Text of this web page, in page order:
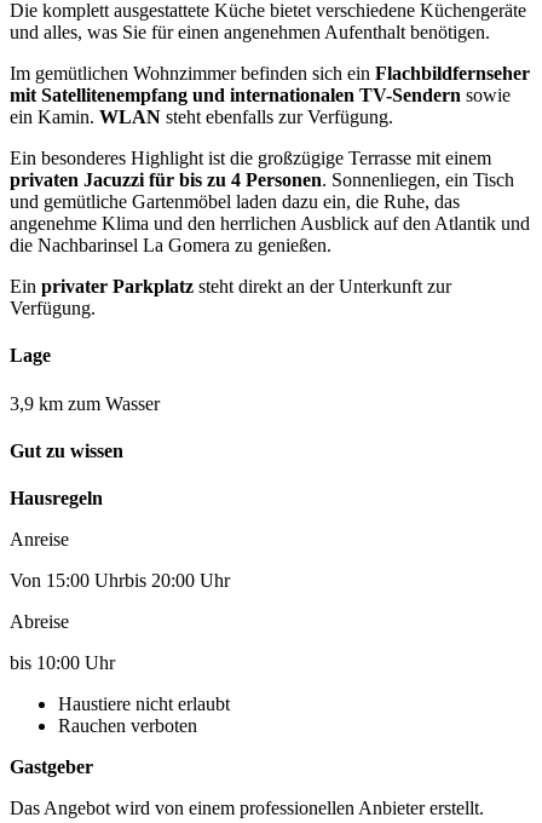
Die komplett ausgestattete Küche bietet verschiedene Küchengeräte
und alles, was Sie für einen angenehmen Aufenthalt benötigen.
Im gemütlichen Wohnzimmer befinden sich ein Flachbildfernseher
mit Satellitenempfang und internationalen TV-Sendern sowie
ein Kamin. WLAN steht ebenfalls zur Verfügung.
Ein besonderes Highlight ist die großzügige Terrasse mit einem
privaten Jacuzzi für bis zu 4 Personen. Sonnenliegen, ein Tisch
und gemütliche Gartenmöbel laden dazu ein, die Ruhe, das
angenehme Klima und den herrlichen Ausblick auf den Atlantik und
die Nachbarinsel La Gomera zu genießen.
Ein privater Parkplatz steht direkt an der Unterkunft zur
Verfügung.
Lage
3,9 km zum Wasser
Gut zu wissen
Hausregeln
Anreise
Von 15:00 Uhrbis 20:00 Uhr
Abreise
bis 10:00 Uhr
Haustiere nicht erlaubt
Rauchen verboten
Gastgeber
Das Angebot wird von einem professionellen Anbieter erstellt.